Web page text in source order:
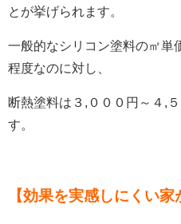
とが挙げられます。
一般的なシリコン塗料の㎡単
程度なのに対し、
断熱塗料は３,０００円～４,
す。
【効果を実感しにくい家